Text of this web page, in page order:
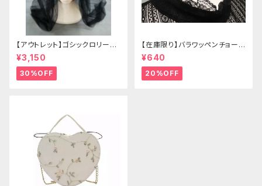
【アウトレット】ゴシックロリータ
ゴールドクラウン＆ホーン(ヴェ
ール付き)
¥3,150
30%OFF
【在庫限り】バラワッペンチョーカ
ー
¥640
20%OFF